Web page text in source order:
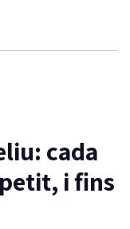
cada
i fins